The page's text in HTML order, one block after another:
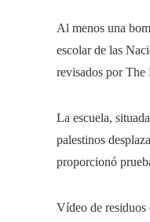
Al menos una
escolar de las
revisados ​​por The
La escuela,
palestinos
proporcionó
Vídeo de residuos